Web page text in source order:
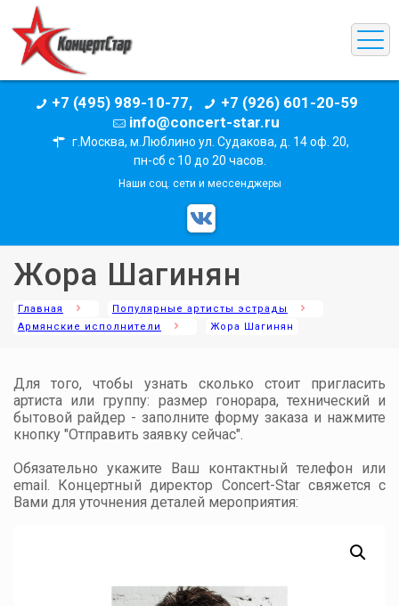
+7 (495) 989-10-77,
+7 (926) 601-20-59
info@concert-star.ru
г.Москва, м.Люблино ул. Судакова, д. 14 оф. 20,
пн-сб с 10 до 20 часов.
Наши соц. сети и мессенджеры
Жора Шагинян
Главная
Популярные артисты эстрады
Армянские исполнители
Жора Шагинян
Для того, чтобы узнать сколько стоит пригласить
артиста или группу: размер гонорара, технический и
бытовой райдер - заполните форму заказа и нажмите
кнопку "Отправить заявку сейчас".
Обязательно укажите Ваш контактный телефон или
email. Концертный директор Concert-Star свяжется с
Вами для уточнения деталей мероприятия: